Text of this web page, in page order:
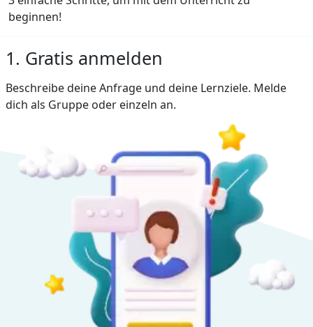
beginnen!
1. Gratis anmelden
Beschreibe deine Anfrage und deine Lernziele. Melde
dich als Gruppe oder einzeln an.